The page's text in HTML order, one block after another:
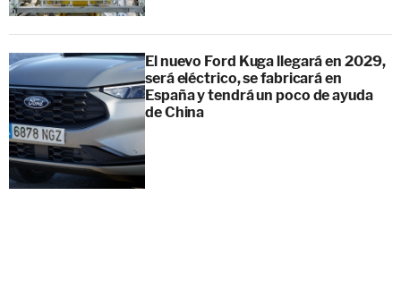
El nuevo Ford Kuga llegará en 2029,
será eléctrico, se fabricará en
España y tendrá un poco de ayuda
de China